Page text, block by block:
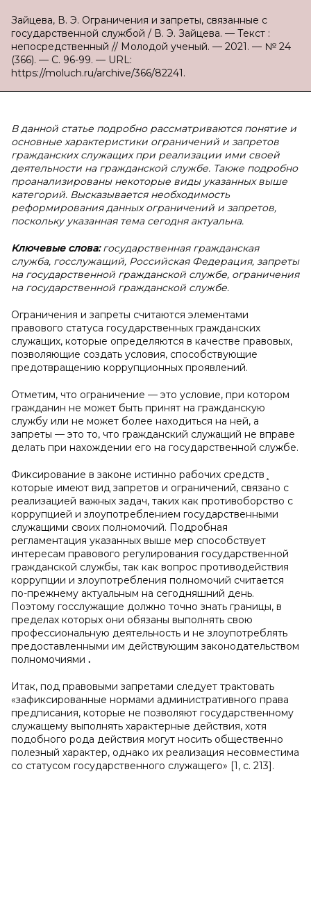
Зайцева, В. Э. Ограничения и запреты, связанные с
государственной службой / В. Э. Зайцева. — Текст :
непосредственный // Молодой ученый. — 2021. — № 24
(366). — С. 96-99. — URL:
https://moluch.ru/archive/366/82241.
В данной статье подробно рассматриваются понятие и
основные характеристики ограничений и запретов
гражданских служащих при реализации ими своей
деятельности на гражданской службе. Также подробно
проанализированы некоторые виды указанных выше
категорий. Высказывается необходимость
реформирования данных ограничений и запретов,
поскольку указанная тема сегодня актуальна.
Ключевые слова:государственная гражданская
служба, госслужащий, Российская Федерация, запреты
на государственной гражданской службе, ограничения
на государственной гражданской службе.
Ограничения и запреты считаются элементами
правового статуса государственных гражданских
служащих, которые определяются в качестве правовых,
позволяющие создать условия, способствующие
предотвращению коррупционных проявлений.
Отметим, что ограничение — это условие, при котором
гражданин не может быть принят на гражданскую
службу или не может более находиться на ней, а
запреты — это то, что гражданский служащий не вправе
делать при нахождении его на государственной службе.
Фиксирование в законе истинно рабочих средств¸
которые имеют вид запретов и ограничений, связано с
реализацией важных задач, таких как противоборство с
коррупцией и злоупотреблением государственными
служащими своих полномочий. Подробная
регламентация указанных выше мер способствует
интересам правового регулирования государственной
гражданской службы, так как вопрос противодействия
коррупции и злоупотребления полномочий считается
по-прежнему актуальным на сегодняшний день.
Поэтому госслужащие должно точно знать границы, в
пределах которых они обязаны выполнять свою
профессиональную деятельность и не злоупотреблять
предоставленными им действующим законодательством
полномочиями .
Итак, под правовыми запретами следует трактовать
«зафиксированные нормами административного права
предписания, которые не позволяют государственному
служащему выполнять характерные действия, хотя
подобного рода действия могут носить общественно
полезный характер, однако их реализация несовместима
со статусом государственного служащего» [1, с. 213].